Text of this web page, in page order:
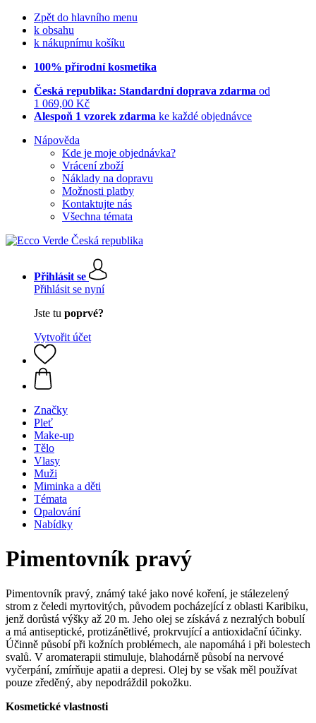
Zpět do hlavního menu
k obsahu
k nákupnímu košíku
100% přírodní kosmetika
Česká republika: Standardní doprava zdarma od
1 069,00 Kč
Alespoň 1 vzorek zdarma ke každé objednávce
Nápověda
Kde je moje objednávka?
Vrácení zboží
Náklady na dopravu
Možnosti platby
Kontaktujte nás
Všechna témata
Přihlásit se
Přihlásit se nyní
Jste tu poprvé?
Vytvořit účet
Značky
Pleť
Make-up
Tělo
Vlasy
Muži
Miminka a děti
Témata
Opalování
Nabídky
Pimentovník pravý
Pimentovník pravý, známý také jako nové koření, je stálezelený
strom z čeledi myrtovitých, původem pocházející z oblasti Karibiku,
jenž dorůstá výšky až 20 m. Jeho olej se získává z nezralých bobulí
a má antiseptické, protizánětlivé, prokrvující a antioxidační účinky.
Účinně působí při kožních problémech, ale napomáhá i při bolestech
svalů. V aromaterapii stimuluje, blahodárně působí na nervové
vyčerpání, zmírňuje apatii a depresi. Olej by se však měl používat
pouze zředěný, aby nepodráždil pokožku.
Kosmetické vlastnosti